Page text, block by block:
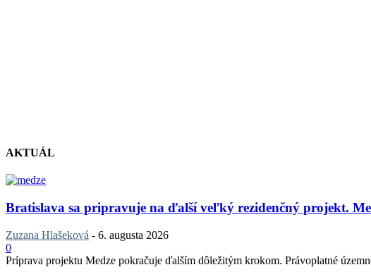
AKTUÁL
Bratislava sa pripravuje na ďalší veľký rezidenčný projekt.
Zuzana Hlašeková - 6. augusta 2026
0
Príprava projektu Medze pokračuje ďalším dôležitým krokom. Právoplatné